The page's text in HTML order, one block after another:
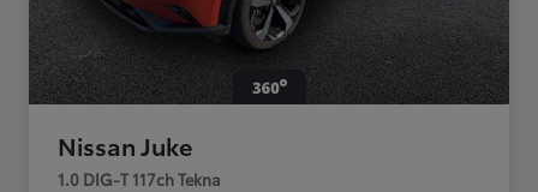
Nissan Juke
1.0 DIG-T 117ch Tekna